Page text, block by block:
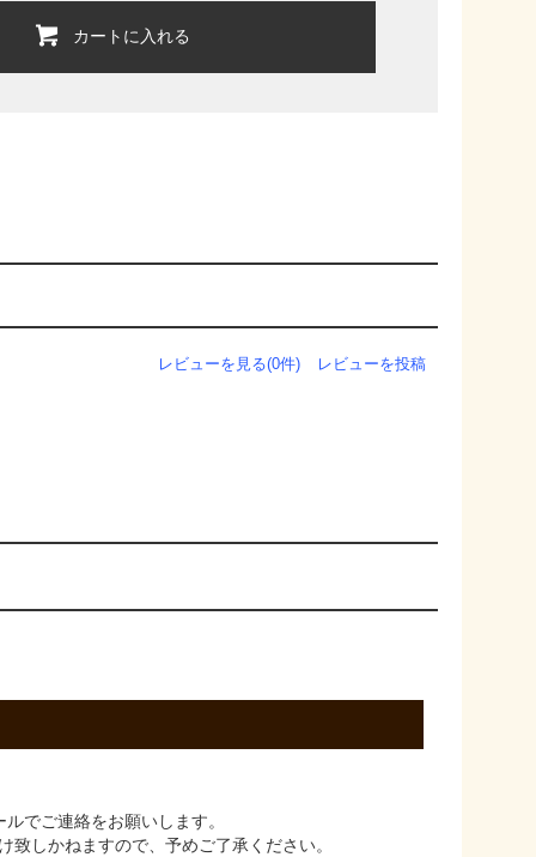
カートに入れる
レビューを見る(0件) レビューを投稿
でご連絡をお願いします。
致しかねますので、予めご了承ください。